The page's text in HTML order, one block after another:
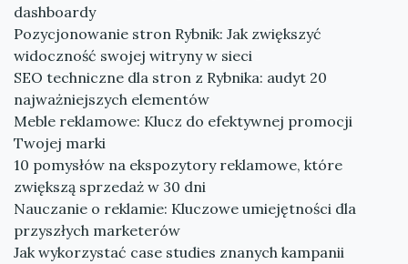
dashboardy
Pozycjonowanie stron Rybnik: Jak zwiększyć
widoczność swojej witryny w sieci
SEO techniczne dla stron z Rybnika: audyt 20
najważniejszych elementów
Meble reklamowe: Klucz do efektywnej promocji
Twojej marki
10 pomysłów na ekspozytory reklamowe, które
zwiększą sprzedaż w 30 dni
Nauczanie o reklamie: Kluczowe umiejętności dla
przyszłych marketerów
Jak wykorzystać case studies znanych kampanii